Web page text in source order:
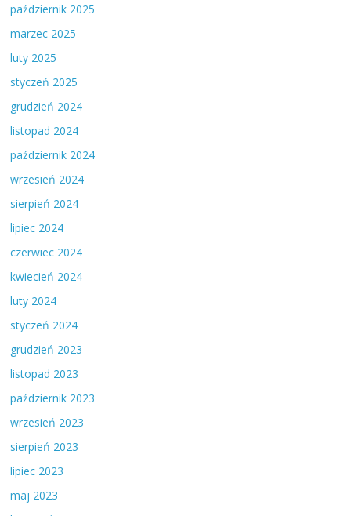
październik 2025
marzec 2025
luty 2025
styczeń 2025
grudzień 2024
listopad 2024
październik 2024
wrzesień 2024
sierpień 2024
lipiec 2024
czerwiec 2024
kwiecień 2024
luty 2024
styczeń 2024
grudzień 2023
listopad 2023
październik 2023
wrzesień 2023
sierpień 2023
lipiec 2023
maj 2023